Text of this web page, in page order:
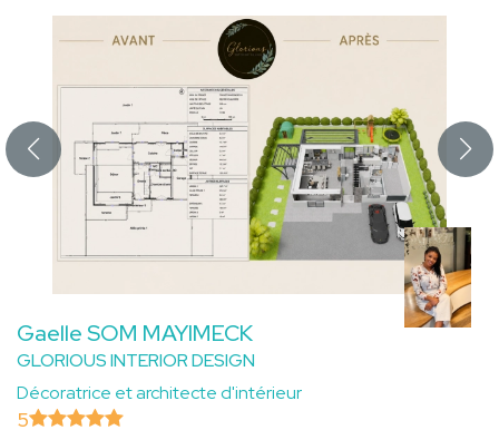
Gaelle SOM MAYIMECK
GLORIOUS INTERIOR DESIGN
Décoratrice et architecte d'intérieur
5